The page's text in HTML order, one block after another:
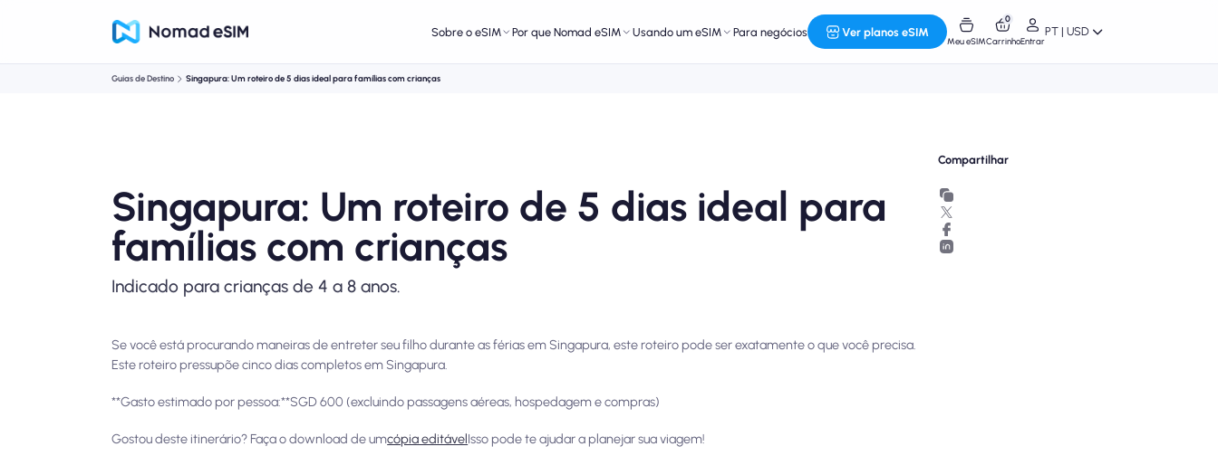
Sobre o eSIM Por que Nomad eSIM Usando um eSIM Para negócios Ver planos eSIM
Meu eSIM
0
CarrinhoEntrar
PT | USD
Guias de Destino Singapura: Um roteiro de 5 dias ideal para famílias com crianças
Singapura: Um roteiro de 5 dias ideal para
famílias com crianças
Indicado para crianças de 4 a 8 anos.
Se você está procurando maneiras de entreter seu filho durante as férias em Singapura, este roteiro pode ser exatamente o que você precisa.
Este roteiro pressupõe cinco dias completos em Singapura.
**Gasto estimado por pessoa:**SGD 600 (excluindo passagens aéreas, hospedagem e compras)
Gostou deste itinerário? Faça o download de umcópia editávelIsso pode te ajudar a planejar sua viagem!
Compartilhar